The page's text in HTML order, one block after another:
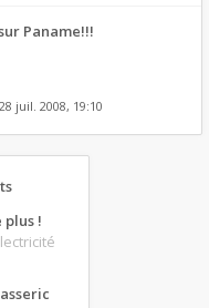
Paname!!!
28 juil. 2008, 19:10
!